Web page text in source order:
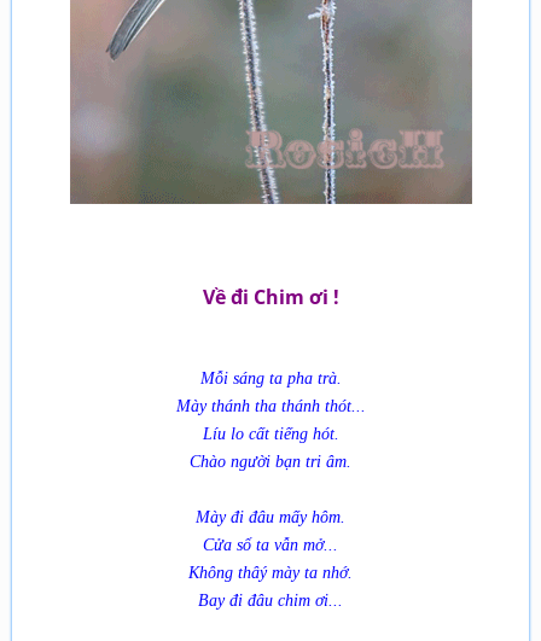
Về đi Chim ơi !
Mỗi sáng ta pha trà.
Mày thánh tha thánh thót...
Líu lo cất tiếng hót.
Chào người bạn tri âm.
Mày đi đâu mấy hôm.
Cửa sổ ta vẫn mở...
Không thâý mày ta nhớ.
Bay đi đâu chim ơi...